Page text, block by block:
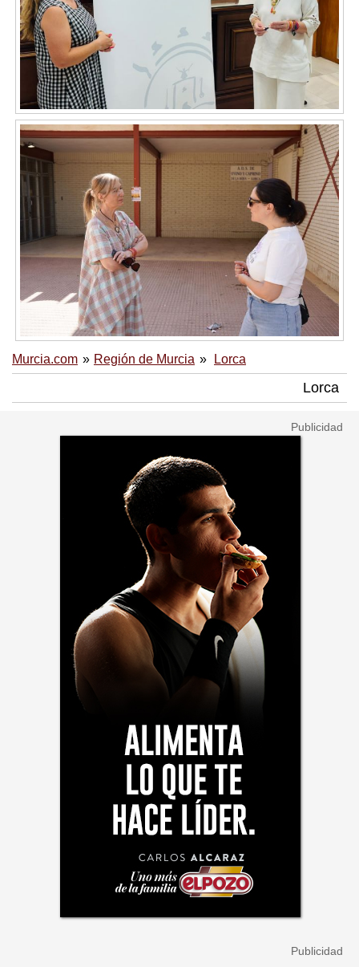
Murcia.com Región de Murcia Lorca
Lorca